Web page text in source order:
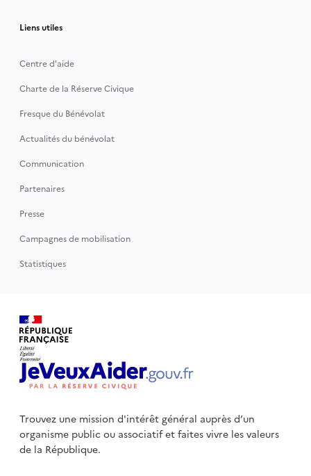
Liens utiles
Centre d'aide
Charte de la Réserve Civique
Fresque du Bénévolat
Actualités du bénévolat
Communication
Partenaires
Presse
Campagnes de mobilisation
Statistiques
Trouvez une mission d'intérêt général auprès d’un
organisme publicou associatif et faites vivre les valeurs
de la République.